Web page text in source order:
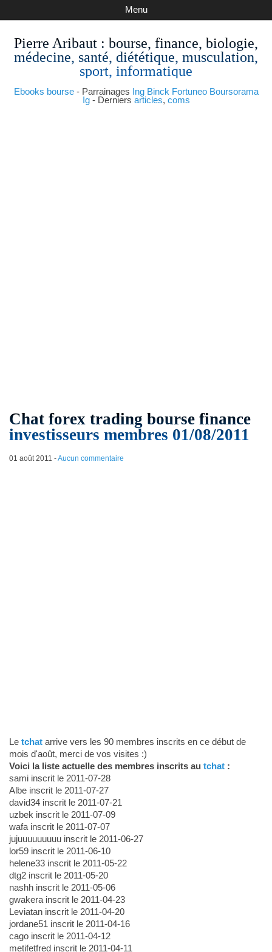
Pierre Aribaut : bourse, finance, biologie,
médecine, santé, diététique, musculation,
sport, informatique
Ebooks bourse- Parrainages Ing Binck Fortuneo Boursorama
Ig- Derniers articles, coms
Menu
Chat forex trading bourse finance
investisseurs membres 01/08/2011
01 août 2011 -Aucun commentaire
Le tchatarrive vers les 90 membres inscrits en ce début de
mois d'août, merci de vos visites :)
Voici la liste actuelle des membres inscrits au tchat:
sami inscrit le 2011-07-28
Albe inscrit le 2011-07-27
david34 inscrit le 2011-07-21
uzbek inscrit le 2011-07-09
wafa inscrit le 2011-07-07
jujuuuuuuuuu inscrit le 2011-06-27
lor59 inscrit le 2011-06-10
helene33 inscrit le 2011-05-22
dtg2 inscrit le 2011-05-20
nashh inscrit le 2011-05-06
gwakera inscrit le 2011-04-23
Leviatan inscrit le 2011-04-20
jordane51 inscrit le 2011-04-16
cago inscrit le 2011-04-12
metifetfred inscrit le 2011-04-11